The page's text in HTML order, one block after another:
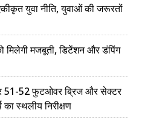
युवा नीति, युवाओं की जरूरतों
मिलेगी मजबूती, डिटेंशन और डंपिंग
51-52 फुटओवर ब्रिज और सेक्टर
का स्थलीय निरीक्षण